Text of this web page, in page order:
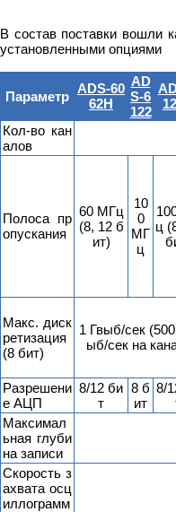
В состав поставки вошли
установленными опциями
Параметр
ADS-60
62H
AD
S-6
122
Кол-во кан
алов
Полоса пр
опускания
60 МГц
(8, 12 б
ит)
10
0
МГ
ц
ц
Макс. диск
ретизация
(8 бит)
1 Гвыб/сек
ыб/сек на
Разрешени
е АЦП
8/12 би
т
8 б
ит
8/
Максимал
ьная глуби
на записи
Скорость з
ахвата осц
иллограмм